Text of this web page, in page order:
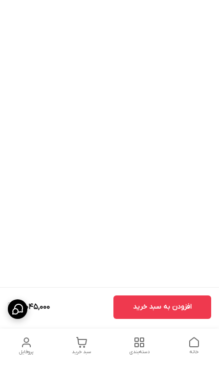
12,045,000 افزودن به سبد خرید
پروفایل سبد خرید دسته‌بندی خانه